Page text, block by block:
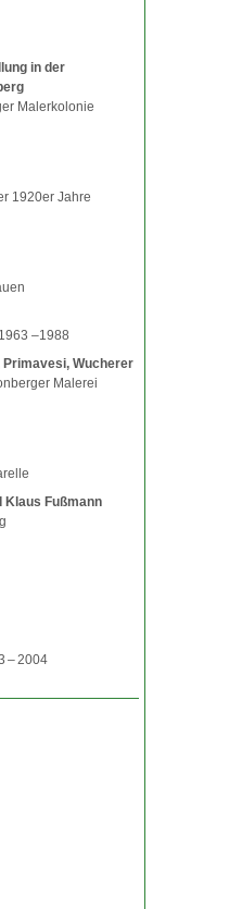
in der
Malerkolonie
1920er Jahre
–1988
Primavesi, Wucherer
Malerei
Klaus Fußmann
– 2004